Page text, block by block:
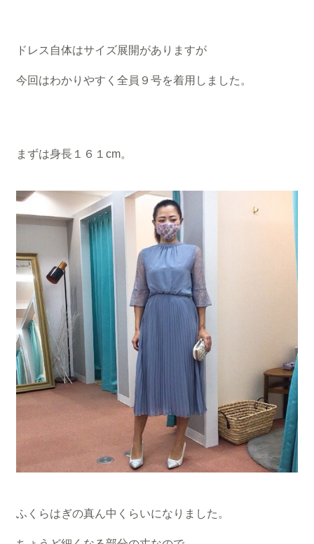
ドレス自体はサイズ展開がありますが
今回はわかりやすく全員９号を着用しました。
まずは身長１６１cm。
ふくらはぎの真ん中くらいになりました。